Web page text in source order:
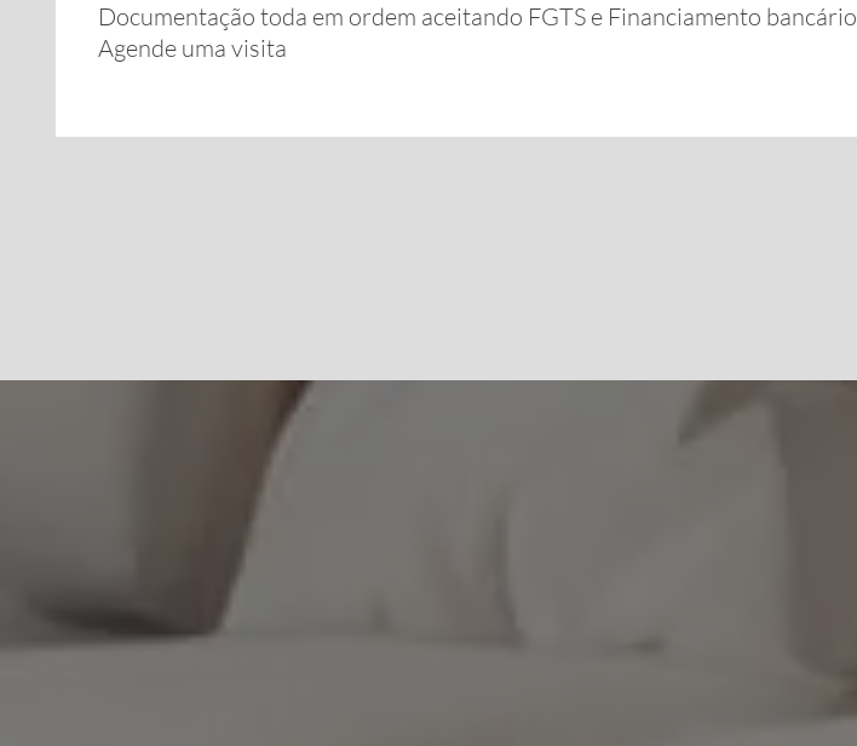
Documentação toda em ordem aceitando FGTS e Financiamento bancário
Agende uma visita